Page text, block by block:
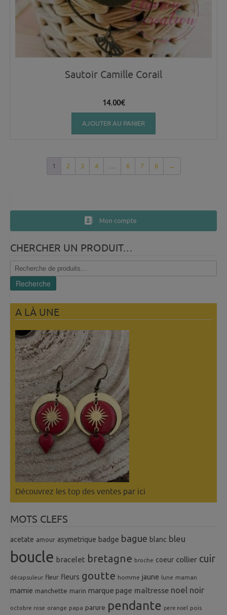
Sautoir Camille Corail
14.00€
AJOUTER AU PANIER
1 2 3 4 6 7 8 →
Mon compte
CHERCHER UN PRODUIT…
Recherche
pour :
Recherche
A LÀ UNE
Découvrez les top des ventes par ici
MOTS CLEFS
acetate amour asymetrique badge bague blanc bleu
boucle bracelet bretagne broche coeur collier cuir
décapsuleur fleur fleurs goutte homme jaune lune maman
mamie manchette marin marque page maîtresse noel noir
octobre rose orange papa parure pendante pere noel pois